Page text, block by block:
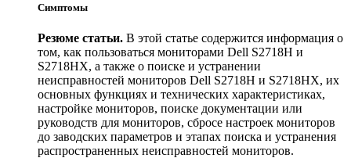
Симптомы
Резюме статьи. В этой статье содержится информация о
том, как пользоваться мониторами Dell S2718H и
S2718HX, а также о поиске и устранении
неисправностей мониторов Dell S2718H и S2718HX, их
основных функциях и технических характеристиках,
настройке мониторов, поиске документации или
руководств для мониторов, сбросе настроек мониторов
до заводских параметров и этапах поиска и устранения
распространенных неисправностей мониторов.